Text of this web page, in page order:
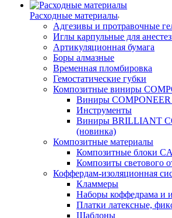
Расходные материалы
Адгезивы и протравочные
Иглы карпульные для
Артикуляционная бумага
Боры алмазные
Временная пломбировка
Гемостатические губки
Композитные виниры
Виниры COMPONEER
Инструменты
Виниры BRILLIANT
(новинка)
Композитные материалы
Композитные блоки
Композиты светового
Коффердам-изоляционная
Кламмеры
Наборы коффедрама и
Платки латексные,
Шаблоны